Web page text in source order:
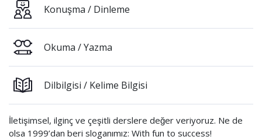
Konuşma / Dinleme
Okuma / Yazma
Dilbilgisi / Kelime Bilgisi
İletişimsel, ilginç ve çeşitli derslere değer veriyoruz. Ne de
olsa 1999’dan beri sloganımız: With fun to success!